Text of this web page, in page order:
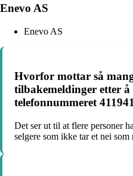
Enevo AS
Enevo AS
Hvorfor mottar så
tilbakemeldinger etter
telefonnummeret
Det ser ut til at flere personer
selgere som ikke tar et nei